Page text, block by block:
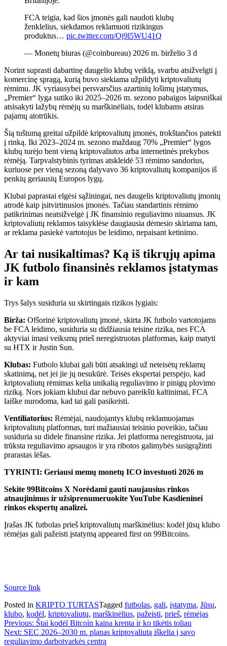
FCA teigia, kad šios įmonės gali naudoti klubų
ženklelius, siekdamos reklamuoti rizikingus
produktus… pic.twitter.com/Oj9l5WU41Q
— Monetų biuras (@coinbureau) 2026 m. birželio 3 d
Norint suprasti dabartinę daugelio klubų veiklą, svarbu atsižvelgti į
komercinę spragą, kurią buvo siekiama užpildyti kriptovaliutų
rėmimu. JK vyriausybei persvarsčius azartinių lošimų įstatymus,
„Premier“ lyga sutiko iki 2025–2026 m. sezono pabaigos laipsniškai
atsisakyti lažybų rėmėjų su marškinėliais, todėl klubams atsiras
pajamų atotrūkis.
Šią tuštumą greitai užpildė kriptovaliutų įmonės, trokštančios patekti
į rinką. Iki 2023–2024 m. sezono maždaug 70% „Premier“ lygos
klubų turėjo bent vieną kriptovaliutos arba internetinės prekybos
rėmėją. Tarpvalstybinis tyrimas atskleidė 53 rėmimo sandorius,
kuriuose per vieną sezoną dalyvavo 36 kriptovaliutų kompanijos iš
penkių geriausių Europos lygų.
Klubai paprastai elgėsi sąžiningai, nes daugelis kriptovaliutų įmonių
atrodė kaip įsitvirtinusios įmonės. Tačiau standartinis rėmimo
patikrinimas neatsižvelgė į JK finansinio reguliavimo niuansus. JK
kriptovaliutų reklamos taisyklėse daugiausia dėmesio skiriama tam,
ar reklama pasiekė vartotojus be leidimo, nepaisant ketinimo.
Ar tai nusikaltimas? Ką iš tikrųjų apima
JK futbolo finansinės reklamos įstatymas
ir kam
Trys šalys susiduria su skirtingais rizikos lygiais:
Birža: Ofšorinė kriptovaliutų įmonė, skirta JK futbolo vartotojams
be FCA leidimo, susiduria su didžiausia teisine rizika, nes FCA
aktyviai imasi veiksmų prieš neregistruotas platformas, kaip matyti
su HTX ir Justin Sun.
Klubas: Futbolo klubai gali būti atsakingi už neteisėtų reklamų
skatinimą, net jei jie jų nesukūrė. Teisės ekspertai perspėjo, kad
kriptovaliutų rėmimas kelia unikalią reguliavimo ir pinigų plovimo
riziką. Nors jokiam klubui dar nebuvo pareikšti kaltinimai, FCA
laiške nurodoma, kad tai gali pasikeisti.
Ventiliatorius: Rėmėjai, naudojantys klubų reklamuojamas
kriptovaliutų platformas, turi mažiausiai teisinio poveikio, tačiau
susiduria su didele finansine rizika. Jei platforma neregistruota, jai
trūksta reguliavimo apsaugos ir yra ribotos galimybės susigrąžinti
prarastas lėšas.
TYRINTI: Geriausi memų monetų ICO investuoti 2026 m
Sekite 99Bitcoins X Norėdami gauti naujausius rinkos
atnaujinimus ir užsiprenumeruokiteYouTube Kasdieninei
rinkos ekspertų analizei.
Įrašas JK futbolas prieš kriptovaliutų marškinėlius: kodėl jūsų klubo
rėmėjas gali pažeisti įstatymą appeared first on 99Bitcoins.
Source link
Posted in KRIPTO TURTASTagged futbolas, gali, įstatymą, Jūsų,
klubo, kodėl, kriptovaliutų, marškinėlius, pažeisti, prieš, rėmėjas
Navigacija
tarp
Previous: Štai kodėl Bitcoin kaina krenta ir ko tikėtis toliau
Next: SEC 2026–2030 m. planas kriptovaliutą iškelia į savo
reguliavimo darbotvarkės centrą